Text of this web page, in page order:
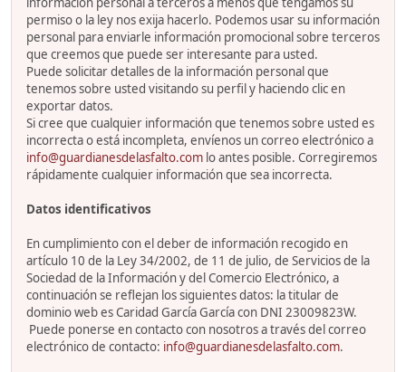
permiso o la ley nos exija hacerlo. Podemos usar su información
personal para enviarle información promocional sobre terceros
que creemos que puede ser interesante para usted.
Puede solicitar detalles de la información personal que
tenemos sobre usted visitando su perfil y haciendo clic en
exportar datos.
Si cree que cualquier información que tenemos sobre usted es
incorrecta o está incompleta, envíenos un correo electrónico a
info@guardianesdelasfalto.com lo antes posible. Corregiremos
rápidamente cualquier información que sea incorrecta.
Datos identificativos
En cumplimiento con el deber de información recogido en
artículo 10 de la Ley 34/2002, de 11 de julio, de Servicios de la
Sociedad de la Información y del Comercio Electrónico, a
continuación se reflejan los siguientes datos: la titular de
dominio web es Caridad García García con DNI 23009823W.
Puede ponerse en contacto con nosotros a través del correo
electrónico de contacto: info@guardianesdelasfalto.com.